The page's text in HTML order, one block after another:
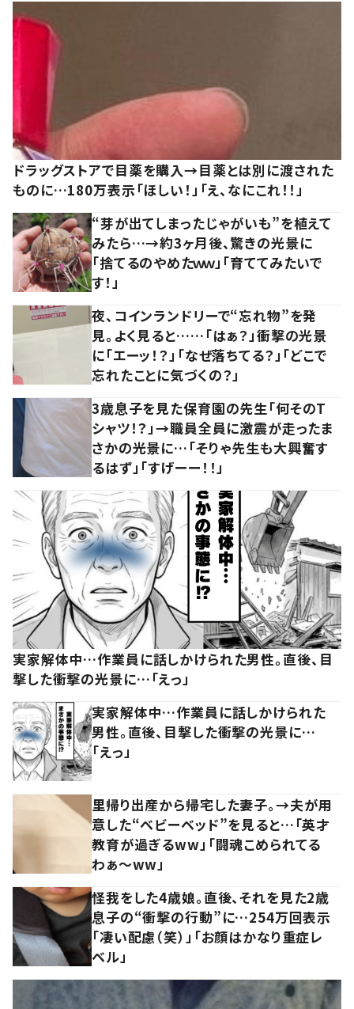
ドラッグストアで目薬を購入→目薬とは別に渡された
ものに…180万表示「ほしい！」「え、なにこれ！！」
“芽が出てしまったじゃがいも”を植えて
みたら…→約3ヶ月後、驚きの光景に
「捨てるのやめたｗｗ」「育ててみたいで
す！」
夜、コインランドリーで“忘れ物”を発
見。よく見ると……「はぁ？」衝撃の光景
に「エーッ！？」「なぜ落ちてる？」「どこで
忘れたことに気づくの？」
3歳息子を見た保育園の先生「何そのT
シャツ！？」→職員全員に激震が走ったま
さかの光景に…「そりゃ先生も大興奮す
るはず」「すげーー！！」
実家解体中…作業員に話しかけられた男性。直後、目
撃した衝撃の光景に…「えっ」
実家解体中…作業員に話しかけられた
男性。直後、目撃した衝撃の光景に…
「えっ」
里帰り出産から帰宅した妻子。→夫が用
意した“ベビーベッド”を見ると…「英才
教育が過ぎるww」「闘魂こめられてる
わぁ～ww」
怪我をした4歳娘。直後、それを見た2歳
息子の“衝撃の行動”に…254万回表示
「凄い配慮（笑）」「お顔はかなり重症レ
ベル」